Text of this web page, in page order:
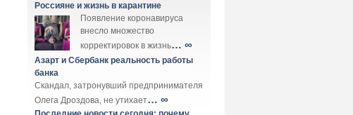
Россияне и жизнь в карантине
Появление коронавируса
внесло множество
корректировок в жизнь… ∞
Азарт и Сбербанк реальность работы
банка
Скандал, затронувший предпринимателя
Олега Дроздова, не утихает… ∞